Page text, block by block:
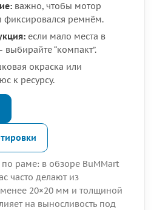
важно, чтобы мотор
фиксировался ремнём.
если мало места в
“компакт”.
окраска или
к ресурсу.
раме: в обзоре BuMMart
часто делают из
20×20 мм и толщиной
на выносливость под